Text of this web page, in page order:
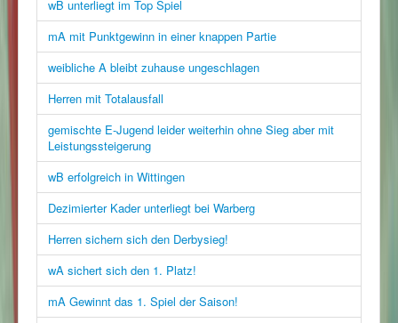
wB unterliegt im Top Spiel
mA mit Punktgewinn in einer knappen Partie
weibliche A bleibt zuhause ungeschlagen
Herren mit Totalausfall
gemischte E-Jugend leider weiterhin ohne Sieg aber mit
Leistungssteigerung
wB erfolgreich in Wittingen
Dezimierter Kader unterliegt bei Warberg
Herren sichern sich den Derbysieg!
wA sichert sich den 1. Platz!
mA Gewinnt das 1. Spiel der Saison!